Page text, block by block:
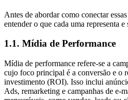
Antes de abordar como conectar
entender o que cada uma representa e
1.1. Mídia de Performance
Mídia de performance refere-se a
cujo foco principal é a conversão e o
investimento (ROI). Isso inclui
Ads, remarketing e campanhas de e-